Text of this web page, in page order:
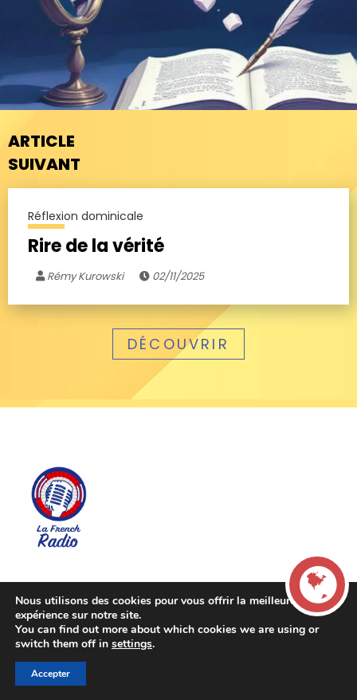
ARTICLE
SUIVANT
Réflexion dominicale
Rire de la vérité
Rémy Kurowski 02/11/2025
DÉCOUVRIR
CONTACTS
info@lafrench.radio
Mentions légales
A PROPOS
LIVE
Nous utilisons des cookies pour vous offrir la meilleure
expérience sur notre site.
You can find out more about which cookies we are using or
switch them off in settings.
Accepter